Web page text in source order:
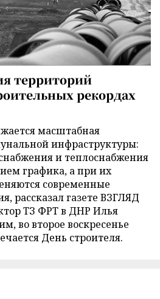
территорий
рекордах
масштабная
инфраструктуры:
и теплоснабжения
графика, а при их
современные
рассказал газете ВЗГЛЯД
ТЗ ФРТ в ДНР Илья
во второе воскресенье
День строителя.